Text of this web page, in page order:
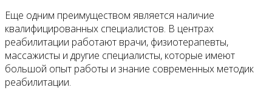
Еще одним преимуществом является наличие
квалифицированных специалистов. В центрах
реабилитации работают врачи, физиотерапевты,
массажисты и другие специалисты, которые имеют
большой опыт работы и знание современных методик
реабилитации.